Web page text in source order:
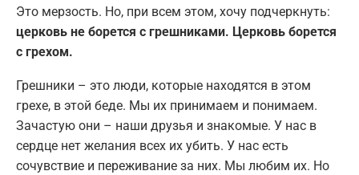
Это мерзость. Но, при всем этом, хочу подчеркнуть:
церковь не борется с грешниками. Церковь борется
с грехом.
Грешники – это люди, которые находятся в этом
грехе, в этой беде. Мы их принимаем и понимаем.
Зачастую они – наши друзья и знакомые. У нас в
сердце нет желания всех их убить. У нас есть
сочувствие и переживание за них. Мы любим их. Но